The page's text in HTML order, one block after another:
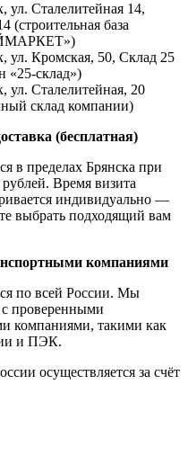
ул. Сталелитейная 14,
(строительная база
ул. Кромская, 50, Склад 25
«25-склад»)
ул. Сталелитейная, 20
склад компании)
(бесплатная)
в пределах Брянска при
рублей. Время визита
индивидуально —
выбрать подходящий вам
компаниями
по всей России. Мы
проверенными
компаниями, такими как
и ПЭК.
осуществляется за счёт